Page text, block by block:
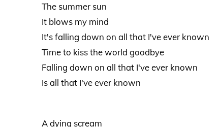
The summer sun
It blows my mind
It's falling down on all that I've ever known
Time to kiss the world goodbye
Falling down on all that I've ever known
Is all that I've ever known
A dying scream